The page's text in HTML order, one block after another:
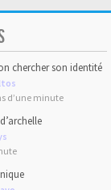
chercher son identité
d’une minute